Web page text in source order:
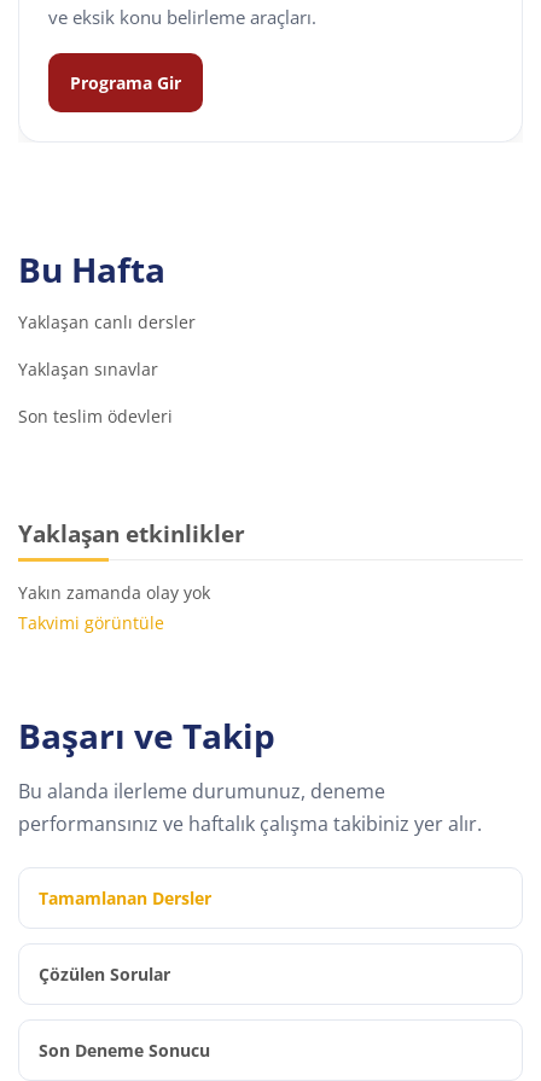
ve eksik konu belirleme araçları.
Programa Gir
Bu Hafta
Yaklaşan canlı dersler
Yaklaşan sınavlar
Son teslim ödevleri
Yaklaşan etkinlikler
Yakın zamanda olay yok
Takvimi görüntüle
Başarı ve Takip
Bu alanda ilerleme durumunuz, deneme
performansınız ve haftalık çalışma takibiniz yer alır.
Tamamlanan Dersler
Çözülen Sorular
Son Deneme Sonucu